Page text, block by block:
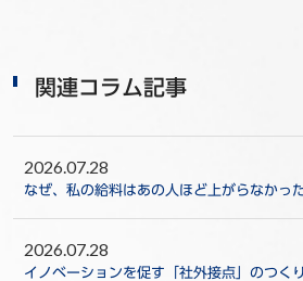
関連コラム記事
2026.07.28
なぜ、私の給料はあの人ほど上がらなかっ
2026.07.28
イノベーションを促す「社外接点」のつく